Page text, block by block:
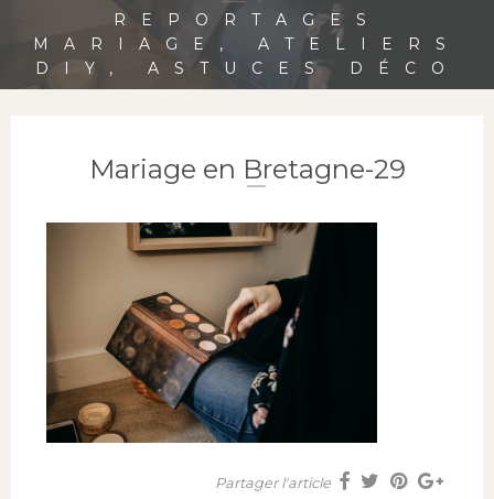
REPORTAGES
MARIAGE, ATELIERS
DIY, ASTUCES DÉCO
Mariage en Bretagne-29
Partager l'article